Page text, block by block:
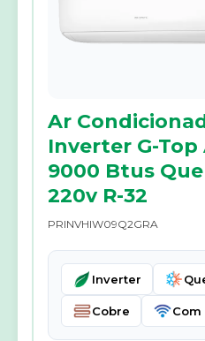
Ar
Inverter G-
9000 Btus
220v R-32
PRINVHIW09Q2GRA
Inverter
Cobre Com